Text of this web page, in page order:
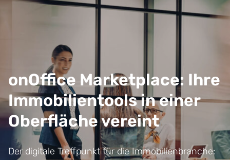
onOffice Marketplace: Ihre
Immobilientools in einer
Oberfläche vereint
Der digitale Treffpunkt für die Immobilienbranche: